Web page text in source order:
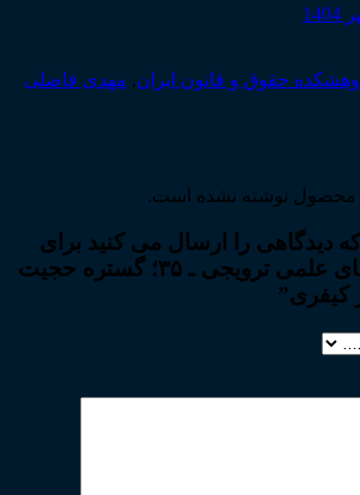
حقوق و قانون ایران, مهدی فاضلی
محصول نوشته نشده است.
دیدگاهی را ارسال می کنید برای
“مجموعه کرسی‌های علمی ترویجی ـ ۳۵؛ گستره حجیت
کیفری”